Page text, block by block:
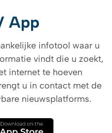
App
infotool waar u
vindt die u zoekt,
internet te hoeven
u in contact met de
nieuwsplatforms.